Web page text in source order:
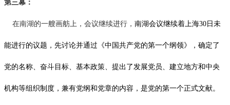
第三幕：
在南湖的一艘画舫上，会议继续进行， 南湖会议继续着上海30日未
能进行的议题，先讨论并通过《中国共产党的第一个纲领》，确定了
党的名称、奋斗目标、基本政策、提出了发展党员、建立地方和中央
机构等组织制度，兼有党纲和党章的内容，是党的第一个正式文献。